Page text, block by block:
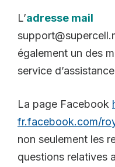
L’adresse mail
également un des
service
La page Facebook
fr.facebook.com/
non seulement les
questions relatives